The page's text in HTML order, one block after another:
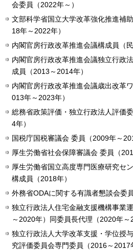
会委員（2022年～）
文部科学省国立大学改革強化推進補
18年～2022年）
内閣官房行政改革推進会議構成員（
内閣官房行政改革推進会議独立行政
成員（2013～2014年）
内閣官房行政改革推進会議歳出改革
013年～2023年）
総務省政策評価・独立行政法人評価
4年）
国税庁国税審議会 委員（2009年～
厚生労働省社会保障審議会 委員（
厚生労働省国立高度専門医療研究セ
構成員（2018年）
外務省ODAに関する有識者懇談会委
独立行政法人住宅金融支援機構事業
～2020年）同委員長代理（2020年～
独立行政法人大学改革支援・学位授
究評価委員会専門委員（2016～2017